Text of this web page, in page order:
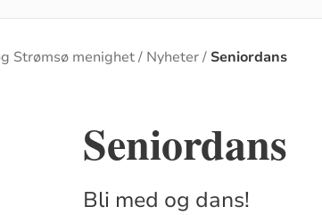
Strømsø menighet Nyheter Seniordans
Seniordans
Bli med og dans!